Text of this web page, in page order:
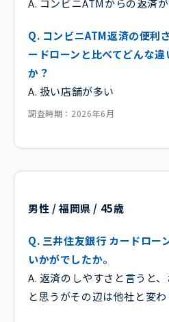
A. コンビニATMからの返済
Q. コンビニATM返済の便利
ードローンと比べてどんな
か？
A. 扱い店舗が多い
調査時期：2026年6月
男性 / 福岡県 / 45歳
Q. 三井住友銀行 カードロー
いかがでしたか。
A. 返済のしやすさと言うと
と思うがその辺は他社と変